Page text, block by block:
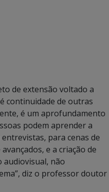
de extensão voltado a
continuidade de outras
é um aprofundamento
podem aprender a
para cenas de
e a criação de
audiovisual, não
diz o professor doutor